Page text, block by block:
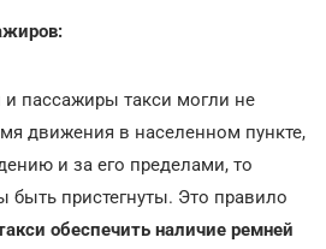
пассажиры такси могли не
движения в населенном пункте,
и за его пределами, то
быть пристегнуты. Это правило
обеспечить наличие ремней